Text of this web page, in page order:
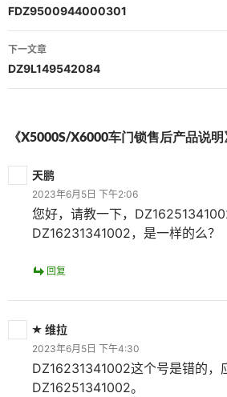
章
导
航
FDZ9500944000301
下一文章
DZ9L149542084
《X5000S/X6000车门锁售后产品说
天鹏
2023年6月5日 下午2:06
您好，请教一下，
DZ16231341002，是一样的么？
回复
维拉
2023年6月5日 下午4:30
DZ16231341002这个号是错的，
DZ16251341002。